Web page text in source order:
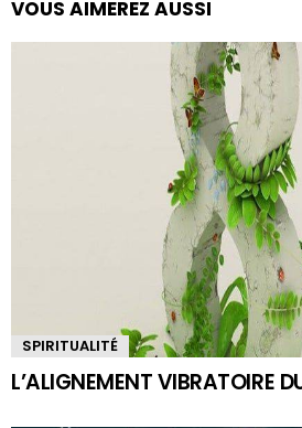
VOUS AIMEREZ AUSSI
SPIRITUALITÉ
L’ALIGNEMENT VIBRATOIRE